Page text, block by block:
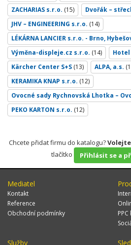
ZACHARIAS s.r.o. (15) Dvořák –
JHV – ENGINEERING s.r.o. (14)
LÉKÁRNA LANCIER s.r.o. - Brno,
Výměna-displeje.cz s.r.o. (14)
Kärcher Center S+S (13) ALPA, a.s.
KERAMIKA KNAP s.r.o. (12)
Ovocné sady Rychnovská Lhotka –
PEKO KARTON s.r.o. (12)
Chcete přidat firmu do katalogu?Volejte
tlačítko
Přihlásit se a
Mediatel
Kontakt
Reference
Obchodní podmínky
Služby